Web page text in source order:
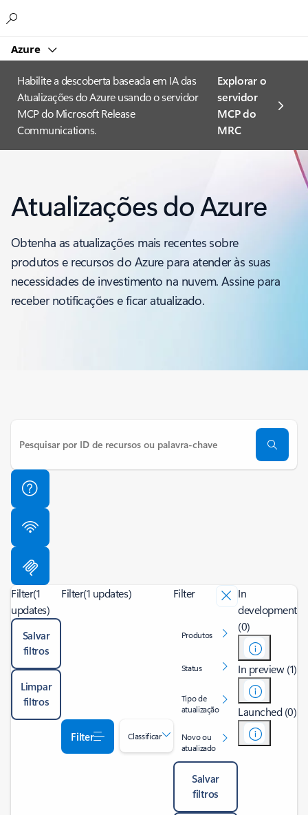
Azure
Habilite a descoberta baseada em IA das
Atualizações do Azure usando o servidor
MCP do Microsoft Release
Communications.
Explorar o
servidor
MCP do
MRC
Atualizações do Azure
Obtenha as atualizações mais recentes sobre
produtos e recursos do Azure para atender às suas
necessidades de investimento na nuvem. Assine para
receber notificações e ficar atualizado.
Filter(1
updates)
Salvar
filtros
Limpar
filtros
Filter(1 updates)
Filter Classificar
Filter
Produtos
Status
Tipo de
atualização
Novo ou
atualizado
Salvar
filtros
In
development
(0)
In preview (1)
Launched (0)